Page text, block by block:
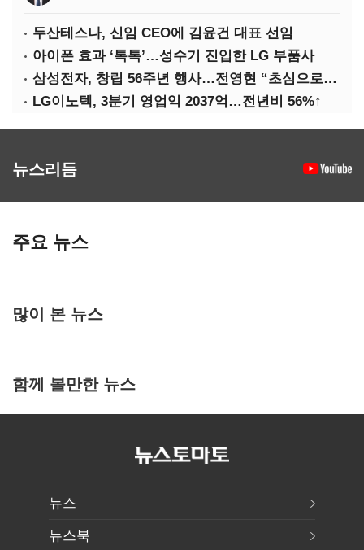
두산테스나, 신임 CEO에 김윤건 대표 선임
아이폰 효과 ‘톡톡’…성수기 진입한 LG 부품사
삼성전자, 창립 56주년 행사…전영현 “초심으로 경쟁력 회복해야”
LG이노텍, 3분기 영업익 2037억…전년비 56%↑
뉴스리듬
주요 뉴스
많이 본 뉴스
함께 볼만한 뉴스
뉴스
뉴스북